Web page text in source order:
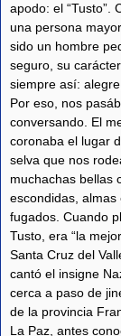
apodo: el “Tusto”.
una persona
sido un hombre
seguro, su
siempre así:
Por eso, nos
conversando. El
coronaba el lugar
selva que nos
muchachas bellas
escondidas,
fugados. Cuando
Tusto, era “la
Santa Cruz del
cantó el insigne
cerca a paso de
de la provincia
La Paz, antes